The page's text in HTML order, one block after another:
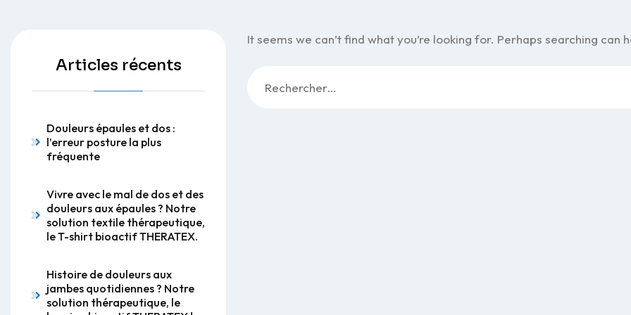
It seems we can’t find what you’re looking for. Perhaps searching can
Articles récents
Douleurs épaules et dos :
l’erreur posture la plus
fréquente
Vivre avec le mal de dos et des
douleurs aux épaules ? Notre
solution textile thérapeutique,
le T-shirt bioactif THERATEX.
Histoire de douleurs aux
jambes quotidiennes ? Notre
solution thérapeutique, le